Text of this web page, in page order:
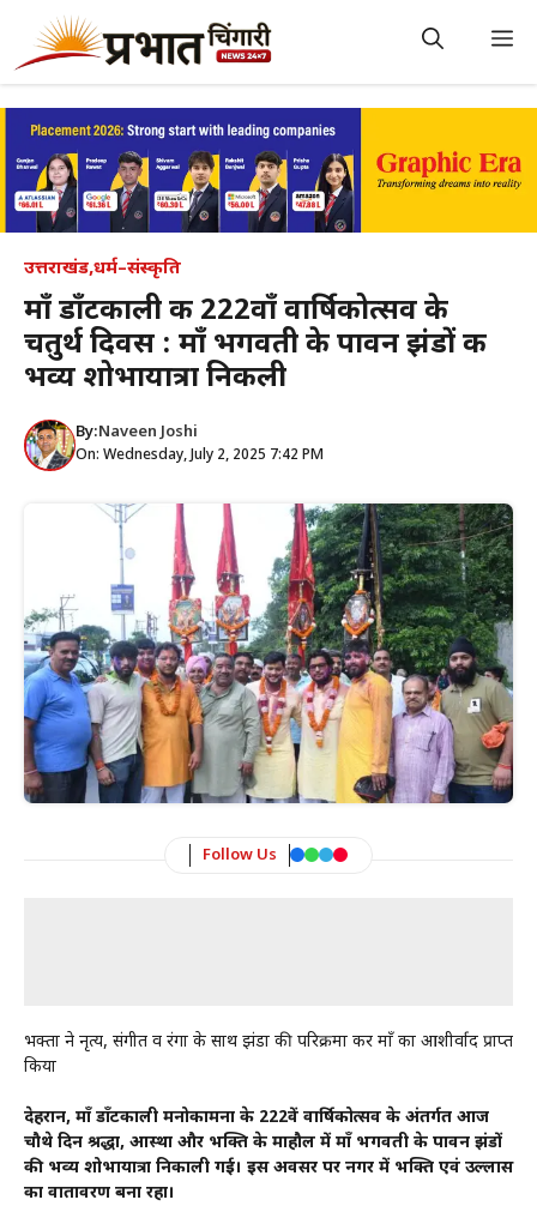
content
उत्तराखंड,धर्म–संस्कृति
माँ डाँटकाली की 222वाँ वार्षिकोत्सव के
चतुर्थ दिवस : माँ भगवती के पावन झंडों की
भव्य शोभायात्रा निकली
By:Naveen Joshi
On: Wednesday, July 2, 2025 7:42 PM
Follow Us
भक्तों ने नृत्य, संगीत व रंगों के साथ झंडों की परिक्रमा कर माँ का आशीर्वाद प्राप्त
किया
देहरादून, माँ डाँटकाली मनोकामना के 222वें वार्षिकोत्सव के अंतर्गत आज
चौथे दिन श्रद्धा, आस्था और भक्ति के माहौल में माँ भगवती के पावन झंडों
की भव्य शोभायात्रा निकाली गई। इस अवसर पर नगर में भक्ति एवं उल्लास
का वातावरण बना रहा।